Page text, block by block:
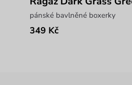
pánské bavlněné boxerky
349 Kč